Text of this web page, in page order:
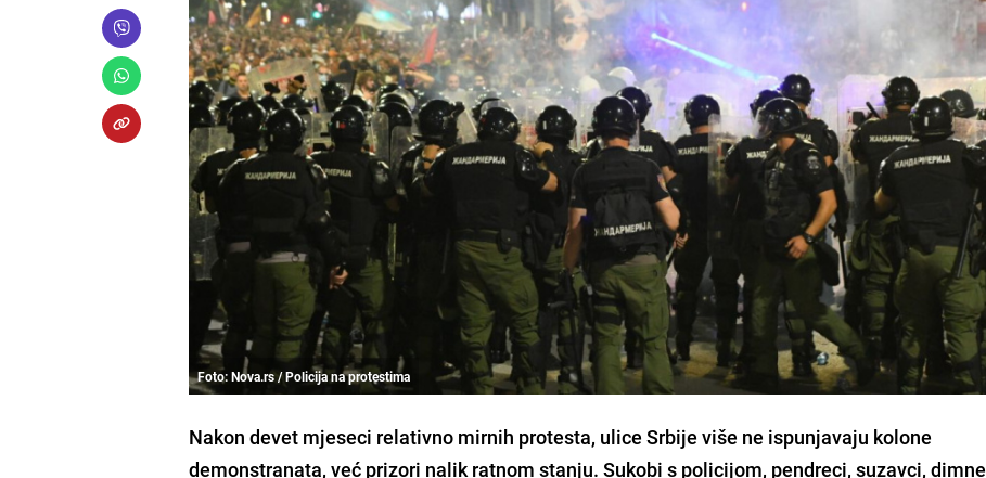
Foto: Nova.rs / Policija na protestima
Nakon devet mjeseci relativno mirnih protesta, ulice Srbije više ne ispunjavaju kolone
demonstranata, već prizori nalik ratnom stanju. Sukobi s policijom, pendreci, suzavci, dimne